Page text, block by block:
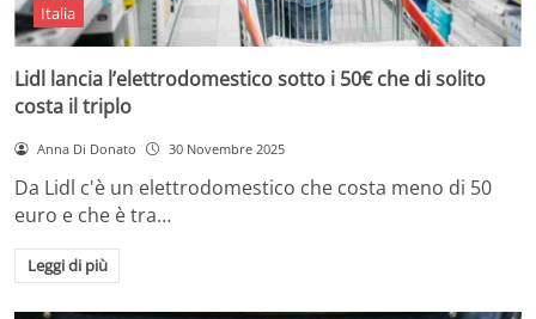
Italia
Lidl lancia l’elettrodomestico sotto i 50€ che di solito
costa il triplo
Anna Di Donato 30 Novembre 2025
Da Lidl c'è un elettrodomestico che costa meno di 50
euro e che è tra…
Leggi di più